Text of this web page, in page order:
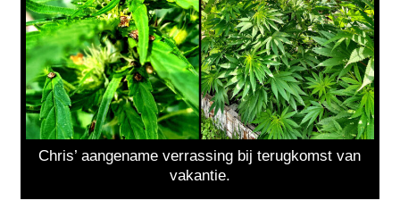
Chris’ aangename verrassing bij terugkomst van
vakantie.